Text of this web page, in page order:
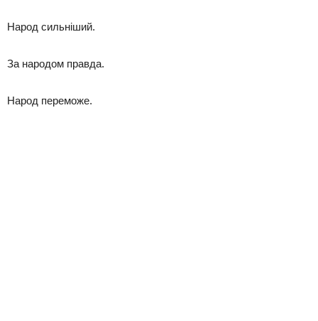
Народ сильніший.
За народом правда.
Народ переможе.